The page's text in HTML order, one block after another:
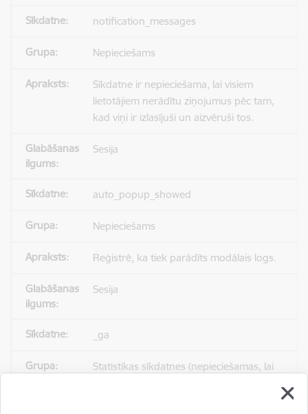
notification_messages
Nepieciešams
Sīkdatne ir nepieciešama, lai visiem
lietotājiem nerādītu ziņojumus pēc tam,
kad viņi ir izlasījuši un aizvēruši tos.
Sesija
auto_popup_showed
Nepieciešams
Reģistrē, ka tiek parādīts modālais logs.
Sesija
_ga
Statistikas sīkdatnes (nepieciešamas, lai